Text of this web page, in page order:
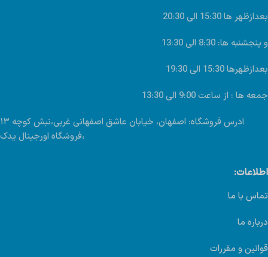
بعدازظهر ها 15:30 الی 20:30
و پنجشنبه ها: 8:30 الی 13:30
بعدازظهرها 15:30 الی 19:30
جمعه ها : از ساعت 9:00 الی 13:30
آدرس فروشگاه: اصفهان، خیابان عاشق اصفهانی غربی،نبش کوچه ۱۳
،فروشگاه اورجینال یدک
اطلاعات:
تماس با ما
درباره ما
قوانین و مقررات